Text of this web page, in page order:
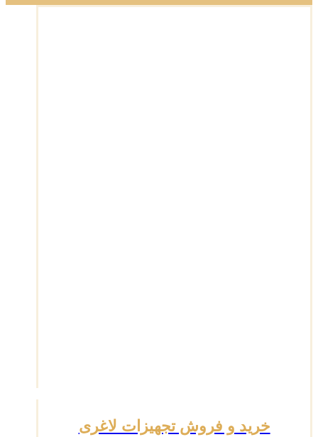
خرید و فروش تجهیزات لاغری